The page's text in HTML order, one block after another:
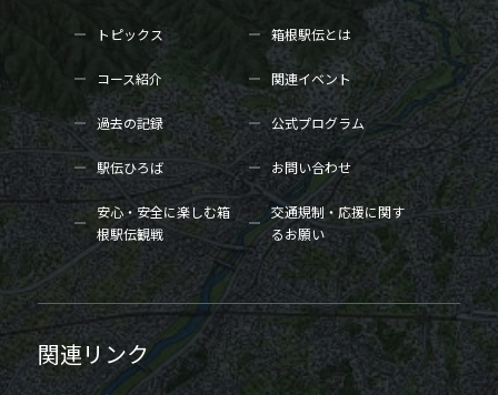
トピックス 箱根駅伝とは
コース紹介 関連イベント
過去の記録 公式プログラム
駅伝ひろば お問い合わせ
安心・安全に楽しむ箱
根駅伝観戦
交通規制・応援に関す
るお願い
関連リンク